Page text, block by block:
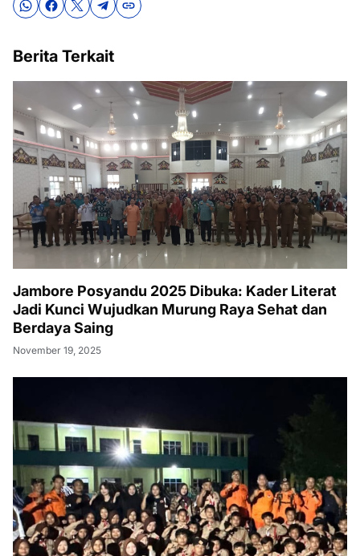
Berita Terkait
Jambore Posyandu 2025 Dibuka: Kader Literat
Jadi Kunci Wujudkan Murung Raya Sehat dan
Berdaya Saing
November 19, 2025